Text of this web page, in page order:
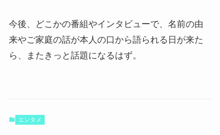
今後、どこかの番組やインタビューで、名前の由
来やご家庭の話が本人の口から語られる日が来た
ら、またきっと話題になるはず。
エンタメ